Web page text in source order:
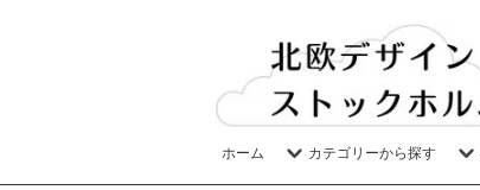
ホーム カテゴリーから探す